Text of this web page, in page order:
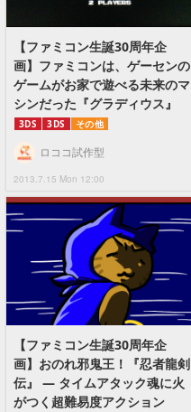
【ファミコン生誕30周年企
画】ファミコンは、ゲーセンの
ゲームがお家で遊べる未来のマ
シンだった『グラディウス』
3DS 3DS その他
2013.7.15 Mon 12:00
ロココ試作型
【ファミコン生誕30周年企
画】おのれ邪鬼王！『忍者龍剣
伝』 ― タイムアタック魂に火
がつく超難易度アクション